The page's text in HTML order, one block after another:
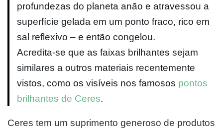
profundezas do planeta anão e atravessou a
superfície gelada em um ponto fraco, rico em
sal reflexivo – e então congelou.
Acredita-se que as faixas brilhantes sejam
similares a outros materiais recentemente
vistos, como os visíveis nos famosos pontos
brilhantes de Ceres.
Ceres tem um suprimento generoso de produtos